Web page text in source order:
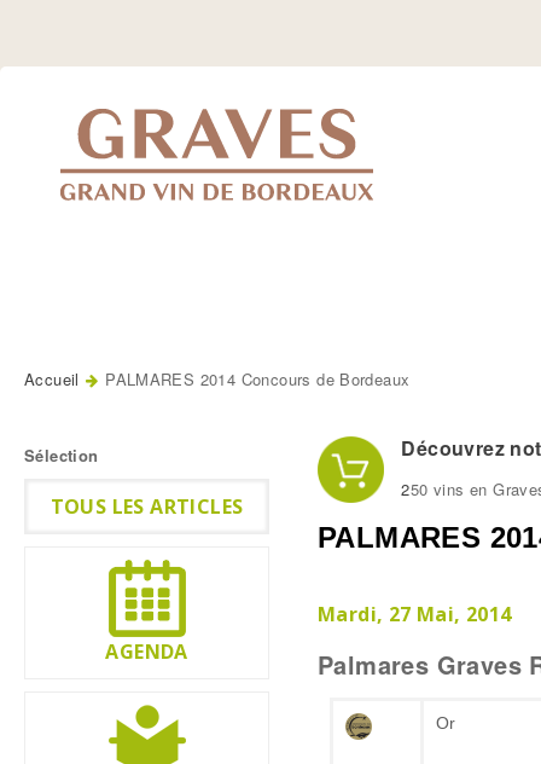
Jump
Accueil PALMARES 2014 Concours de Bordeaux
Découvrez
250 vins en
PALMARES
Mardi, 27 Mai, 2014
Palmares Graves
Or
Sélection
TOUS LES ARTICLES
AGENDA